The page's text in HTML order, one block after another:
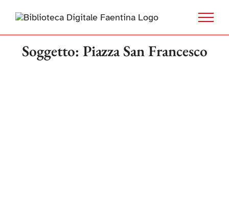
Soggetto: Piazza San Francesco